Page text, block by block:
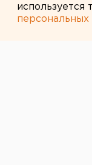
используется
персональных